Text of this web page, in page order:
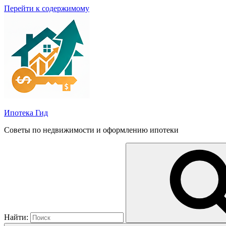
Перейти к содержимому
Ипотека Гид
Советы по недвижимости и оформлению ипотеки
Найти: